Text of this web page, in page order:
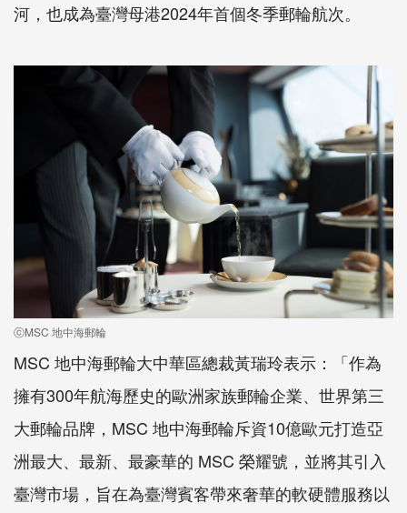
河，也成為臺灣母港2024年首個冬季郵輪航次。
ⓒMSC 地中海郵輪
MSC 地中海郵輪大中華區總裁黃瑞玲表示：「作為
擁有300年航海歷史的歐洲家族郵輪企業、世界第三
大郵輪品牌，MSC 地中海郵輪斥資10億歐元打造亞
洲最大、最新、最豪華的 MSC 榮耀號，並將其引入
臺灣市場，旨在為臺灣賓客帶來奢華的軟硬體服務以